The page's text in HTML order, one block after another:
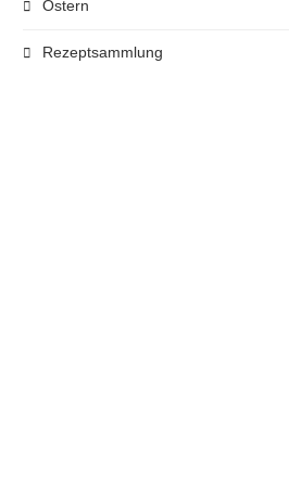
Ostern
Rezeptsammlung